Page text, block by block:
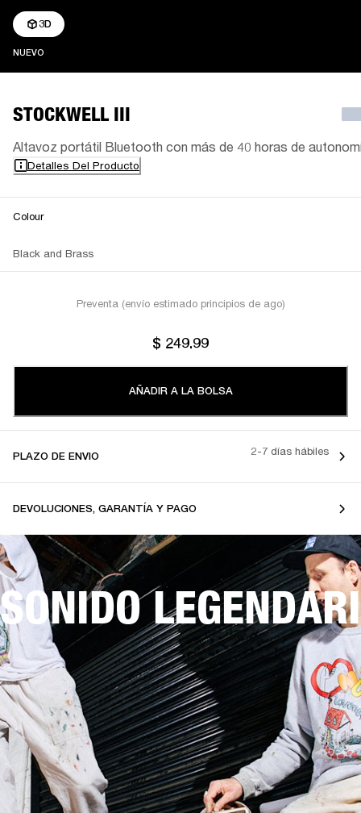
NUEVO
3D
STOCKWELL III
Altavoz portátil Bluetooth con más de 40 horas de
Detalles Del Producto
Colour
Black and Brass
Preventa (envío estimado principios de ago)
$ 249.99
AÑADIR A LA BOLSA
PLAZO DE ENVIO 2-7 días hábiles
DEVOLUCIONES, GARANTÍA Y PAGO
SONIDO